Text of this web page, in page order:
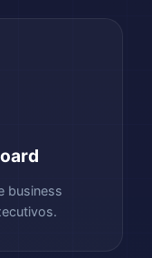
business